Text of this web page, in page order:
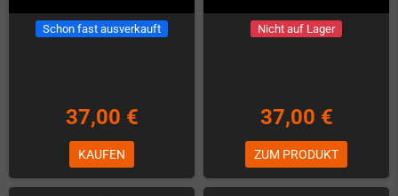
Schon fast ausverkauft
37,00 €
KAUFEN
Nicht auf Lager
37,00 €
ZUM PRODUKT